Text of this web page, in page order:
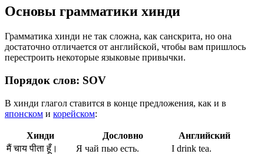
Основы грамматики хинди
Грамматика хинди не так сложна, как санскрита, но она
достаточно отличается от английской, чтобы вам пришлось
перестроить некоторые языковые привычки.
Порядок слов: SOV
В хинди глагол ставится в конце предложения, как и в
японском и корейском:
Хинди Дословно
Английский
मैं चाय पीता हूँ।
Я чай пью есть.
I drink tea.